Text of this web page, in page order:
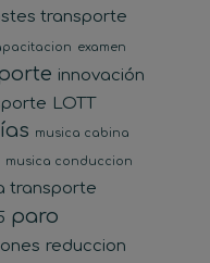
transporte
examen
innovación
LOTT
musica cabina
musica conduccion
transporte
paro
reduccion